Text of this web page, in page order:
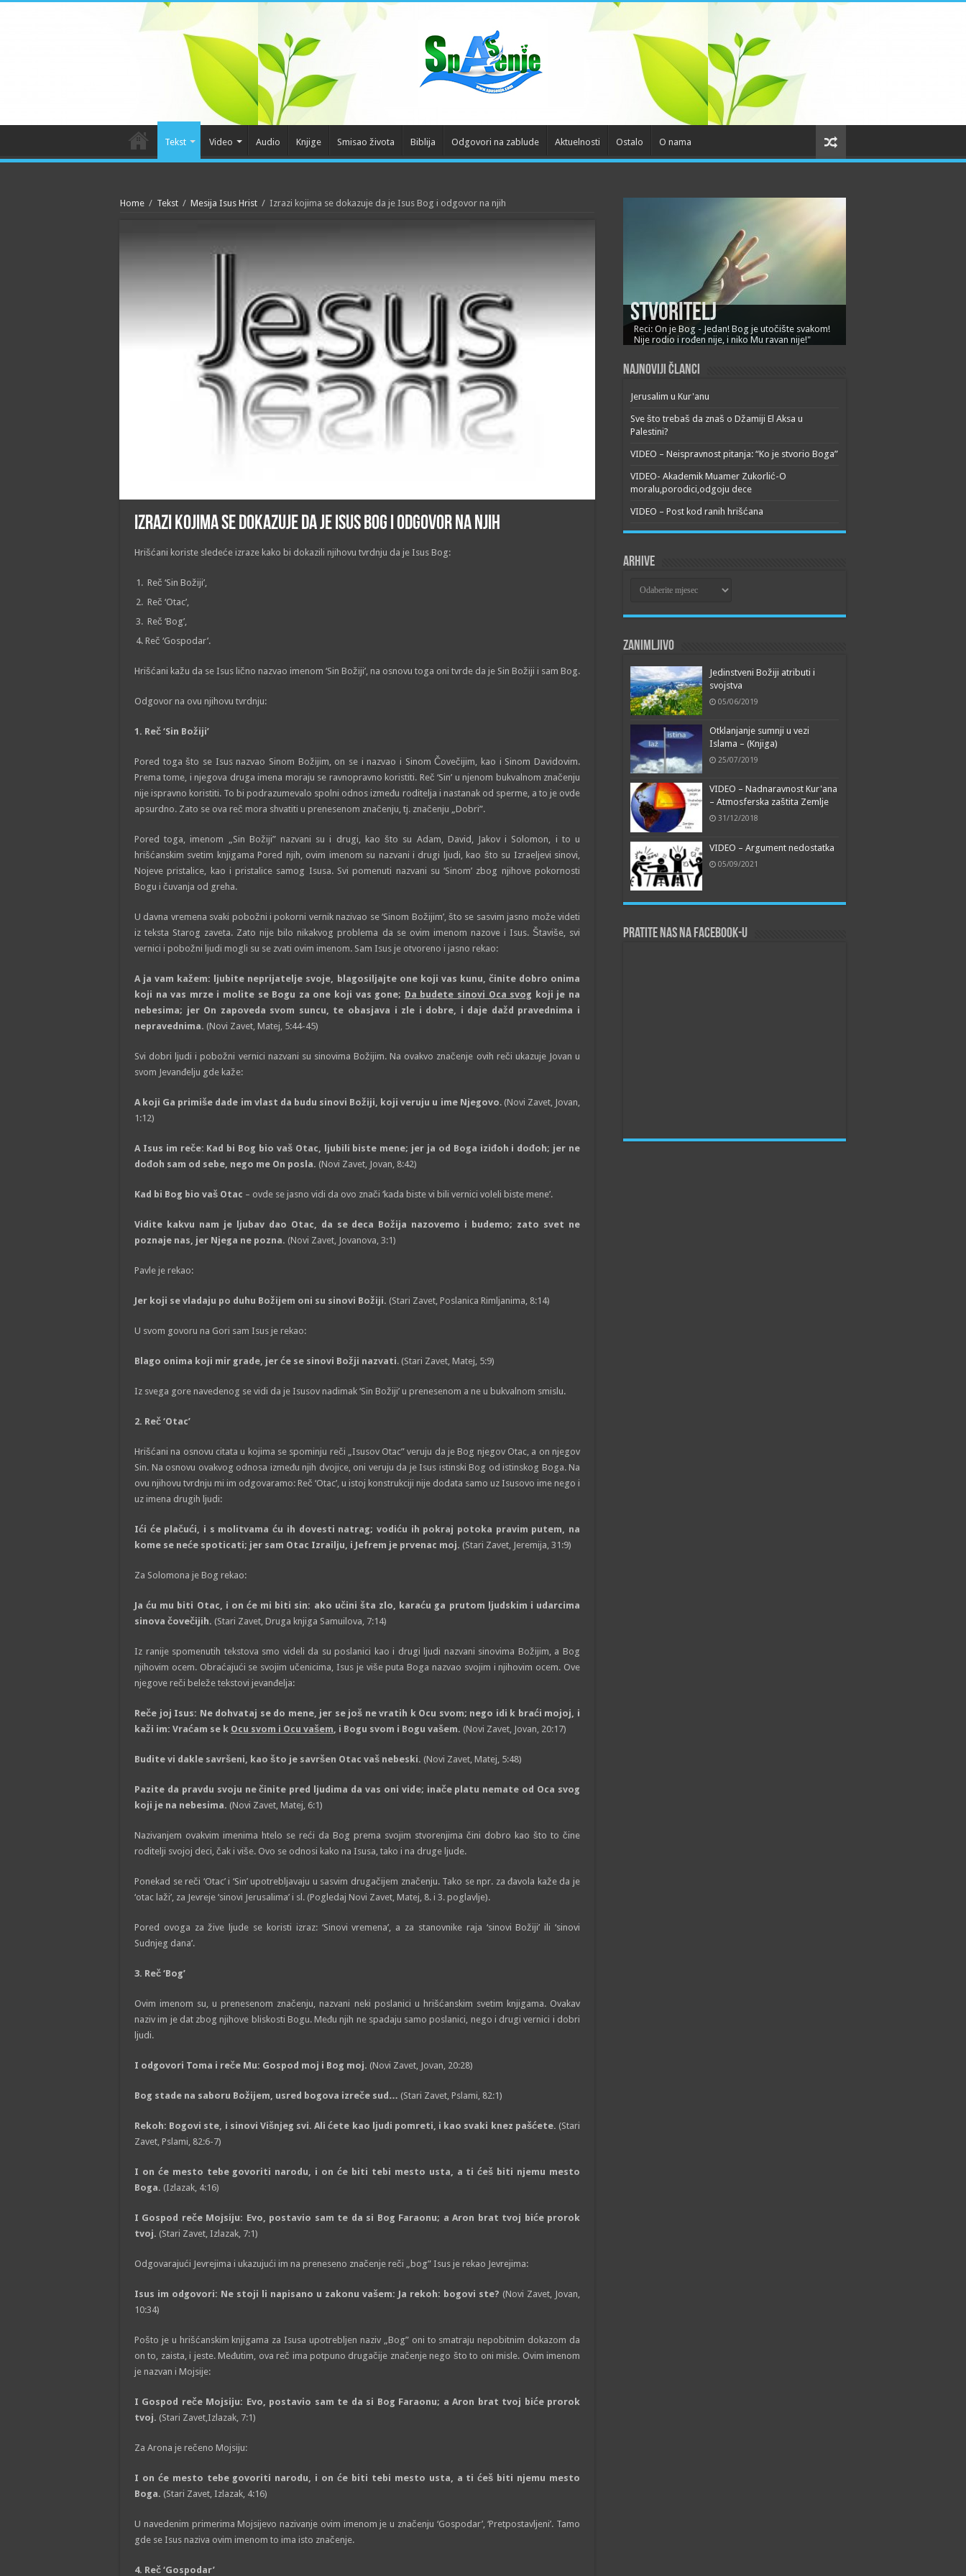
Tekst Video Audio Knjige Smisao života Biblija Odgovori na zablude Aktuelnosti Ostalo O nama
Home / Tekst / Mesija Isus Hrist / Izrazi kojima se dokazuje da je Isus Bog i odgovor na njih
Izrazi kojima se dokazuje da je Isus Bog i odgovor na njih
Hrišćani koriste sledeće izraze kako bi dokazili njihovu tvrdnju da je Isus Bog:
Reč ‘Sin Božiji’,
Reč ‘Otac’,
Reč ‘Bog’,
Reč ‘Gospodar’.
Hrišćani kažu da se Isus lično nazvao imenom ‘Sin Božiji’, na osnovu toga oni tvrde da je Sin Božiji i sam Bog.
Odgovor na ovu njihovu tvrdnju:
1. Reč ‘Sin Božiji’
Pored toga što se Isus nazvao Sinom Božijim, on se i nazvao i Sinom Čovečijim, kao i Sinom Davidovim.
Prema tome, i njegova druga imena moraju se ravnopravno koristiti. Reč ‘Sin’ u njenom bukvalnom značenju
nije ispravno koristiti. To bi podrazumevalo spolni odnos između roditelja i nastanak od sperme, a to je ovde
apsurdno. Zato se ova reč mora shvatiti u prenesenom značenju, tj. značenju „Dobri”.
Pored toga, imenom „Sin Božiji” nazvani su i drugi, kao što su Adam, David, Jakov i Solomon, i to u
hrišćanskim svetim knjigama Pored njih, ovim imenom su nazvani i drugi ljudi, kao što su Izraeljevi sinovi,
Nojeve pristalice, kao i pristalice samog Isusa. Svi pomenuti nazvani su ‘Sinom’ zbog njihove pokornosti
Bogu i čuvanja od greha.
U davna vremena svaki pobožni i pokorni vernik nazivao se ‘Sinom Božijim’, što se sasvim jasno može videti
iz teksta Starog zaveta. Zato nije bilo nikakvog problema da se ovim imenom nazove i Isus. Štaviše, svi
vernici i pobožni ljudi mogli su se zvati ovim imenom. Sam Isus je otvoreno i jasno rekao:
A ja vam kažem: ljubite neprijatelje svoje, blagosiljajte one koji vas kunu, činite dobro onima
koji na vas mrze i molite se Bogu za one koji vas gone; Da budete sinovi Oca svog koji je na
nebesima; jer On zapoveda svom suncu, te obasjava i zle i dobre, i daje dažd pravednima i
nepravednima. (Novi Zavet, Matej, 5:44-45)
Svi dobri ljudi i pobožni vernici nazvani su sinovima Božijim. Na ovakvo značenje ovih reči ukazuje Jovan u
svom Jevanđelju gde kaže:
A koji Ga primiše dade im vlast da budu sinovi Božiji, koji veruju u ime Njegovo. (Novi Zavet, Jovan,
1:12)
A Isus im reče: Kad bi Bog bio vaš Otac, ljubili biste mene; jer ja od Boga iziđoh i dođoh; jer ne
dođoh sam od sebe, nego me On posla. (Novi Zavet, Jovan, 8:42)
Kad bi Bog bio vaš Otac – ovde se jasno vidi da ovo znači ‘kada biste vi bili vernici voleli biste mene’.
Vidite kakvu nam je ljubav dao Otac, da se deca Božija nazovemo i budemo; zato svet ne
poznaje nas, jer Njega ne pozna. (Novi Zavet, Jovanova, 3:1)
Pavle je rekao:
Jer koji se vladaju po duhu Božijem oni su sinovi Božiji. (Stari Zavet, Poslanica Rimljanima, 8:14)
U svom govoru na Gori sam Isus je rekao:
Blago onima koji mir grade, jer će se sinovi Božji nazvati. (Stari Zavet, Matej, 5:9)
Iz svega gore navedenog se vidi da je Isusov nadimak ‘Sin Božiji’ u prenesenom a ne u bukvalnom smislu.
2. Reč ‘Otac’
Hrišćani na osnovu citata u kojima se spominju reči „Isusov Otac” veruju da je Bog njegov Otac, a on njegov
Sin. Na osnovu ovakvog odnosa između njih dvojice, oni veruju da je Isus istinski Bog od istinskog Boga. Na
ovu njihovu tvrdnju mi im odgovaramo: Reč ‘Otac’, u istoj konstrukciji nije dodata samo uz Isusovo ime nego i
uz imena drugih ljudi:
Ići će plačući, i s molitvama ću ih dovesti natrag; vodiću ih pokraj potoka pravim putem, na
kome se neće spoticati; jer sam Otac Izrailju, i Jefrem je prvenac moj. (Stari Zavet, Jeremija, 31:9)
Za Solomona je Bog rekao:
Ja ću mu biti Otac, i on će mi biti sin: ako učini šta zlo, karaću ga prutom ljudskim i udarcima
sinova čovečijih. (Stari Zavet, Druga knjiga Samuilova, 7:14)
Iz ranije spomenutih tekstova smo videli da su poslanici kao i drugi ljudi nazvani sinovima Božijim, a Bog
njihovim ocem. Obraćajući se svojim učenicima, Isus je više puta Boga nazvao svojim i njihovim ocem. Ove
njegove reči beleže tekstovi jevanđelja:
Reče joj Isus: Ne dohvataj se do mene, jer se još ne vratih k Ocu svom; nego idi k braći mojoj, i
kaži im: Vraćam se k Ocu svom i Ocu vašem , i Bogu svom i Bogu vašem. (Novi Zavet, Jovan, 20:17)
Budite vi dakle savršeni, kao što je savršen Otac vaš nebeski. (Novi Zavet, Matej, 5:48)
Pazite da pravdu svoju ne činite pred ljudima da vas oni vide; inače platu nemate od Oca svog
koji je na nebesima. (Novi Zavet, Matej, 6:1)
Nazivanjem ovakvim imenima htelo se reći da Bog prema svojim stvorenjima čini dobro kao što to čine
roditelji svojoj deci, čak i više. Ovo se odnosi kako na Isusa, tako i na druge ljude.
Ponekad se reči ‘Otac’ i ‘Sin’ upotrebljavaju u sasvim drugačijem značenju. Tako se npr. za đavola kaže da je
‘otac laži’, za Jevreje ‘sinovi Jerusalima’ i sl. (Pogledaj Novi Zavet, Matej, 8. i 3. poglavlje).
Pored ovoga za žive ljude se koristi izraz: ‘Sinovi vremena’, a za stanovnike raja ‘sinovi Božiji’ ili ‘sinovi
Sudnjeg dana’.
3. Reč ‘Bog’
Ovim imenom su, u prenesenom značenju, nazvani neki poslanici u hrišćanskim svetim knjigama. Ovakav
naziv im je dat zbog njihove bliskosti Bogu. Među njih ne spadaju samo poslanici, nego i drugi vernici i dobri
ljudi.
I odgovori Toma i reče Mu: Gospod moj i Bog moj. (Novi Zavet, Jovan, 20:28)
Bog stade na saboru Božijem, usred bogova izreče sud… (Stari Zavet, Pslami, 82:1)
Rekoh: Bogovi ste, i sinovi Višnjeg svi. Ali ćete kao ljudi pomreti, i kao svaki knez pašćete. (Stari
Zavet, Pslami, 82:6-7)
I on će mesto tebe govoriti narodu, i on će biti tebi mesto usta, a ti ćeš biti njemu mesto
Boga. (Izlazak, 4:16)
I Gospod reče Mojsiju: Evo, postavio sam te da si Bog Faraonu; a Aron brat tvoj biće prorok
tvoj. (Stari Zavet, Izlazak, 7:1)
Odgovarajući Jevrejima i ukazujući im na preneseno značenje reči „bog” Isus je rekao Jevrejima:
Isus im odgovori: Ne stoji li napisano u zakonu vašem: Ja rekoh: bogovi ste? (Novi Zavet, Jovan,
10:34)
Pošto je u hrišćanskim knjigama za Isusa upotrebljen naziv „Bog” oni to smatraju nepobitnim dokazom da
on to, zaista, i jeste. Međutim, ova reč ima potpuno drugačije značenje nego što to oni misle. Ovim imenom
je nazvan i Mojsije:
I Gospod reče Mojsiju: Evo, postavio sam te da si Bog Faraonu; a Aron brat tvoj biće prorok
tvoj. (Stari Zavet,Izlazak, 7:1)
Za Arona je rečeno Mojsiju:
I on će mesto tebe govoriti narodu, i on će biti tebi mesto usta, a ti ćeš biti njemu mesto
Boga. (Stari Zavet, Izlazak, 4:16)
U navedenim primerima Mojsijevo nazivanje ovim imenom je u značenju ‘Gospodar’, ‘Pretpostavljeni’. Tamo
gde se Isus naziva ovim imenom to ima isto značenje.
4. Reč ‘Gospodar’
Stvoritelj
Reci: On je Bog - Jedan! Bog je utočište svakom!
Nije rodio i rođen nije, i niko Mu ravan nije!"
Najnoviji članci
Jerusalim u Kur'anu
Sve što trebaš da znaš o Džamiji El Aksa u
Palestini?
VIDEO – Neispravnost pitanja: “Ko je stvorio Boga”
VIDEO- Akademik Muamer Zukorlić-O
moralu,porodici,odgoju dece
VIDEO – Post kod ranih hrišćana
Arhive
Zanimljivo
Jedinstveni Božiji atributi i
svojstva
05/06/2019
Otklanjanje sumnji u vezi
Islama – (Knjiga)
25/07/2019
VIDEO – Nadnaravnost Kur'ana
– Atmosferska zaštita Zemlje
31/12/2018
VIDEO – Argument nedostatka
05/09/2021
Pratite nas na Facebook-u